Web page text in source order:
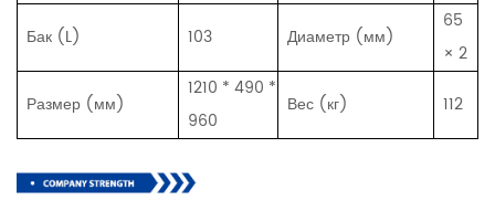
Бак (L) 103 Диаметр (мм)
65
× 2
Размер (мм)
1210 * 490 *
960
Вес (кг) 112